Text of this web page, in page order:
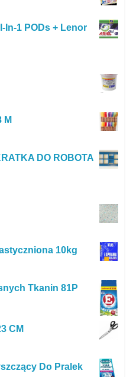
In-1 PODs + Lenor
M
DO ROBOTA
10kg
Tkanin 81P
CM
Do Pralek